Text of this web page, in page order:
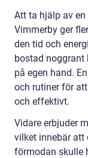
Att ta hjälp av
Vimmerby ger
den tid och
bostad noggrant
på egen hand.
och rutiner för
och effektivt.
Vidare erbjuder
vilket innebär att
förmodan skulle